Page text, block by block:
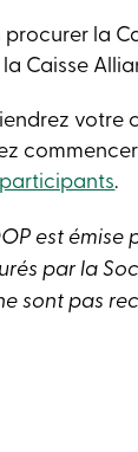
la
Caisse
votre
.
est émise
par la
sont pas